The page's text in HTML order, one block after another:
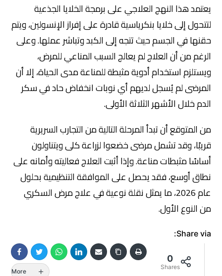
يعتمد هذا النهج العلاجي على برمجة الخلايا الجذعية
لتتحول إلى خلايا بنكرياسية قادرة على إفراز الإنسولين، ويتم
حقنها في الجسم حيث تتجه إلى الكبد وتباشر عملها. وعلى
الرغم من أن العلاج لم يعالج السبب المناعي للمرض،
ويستلزم استخدام أدوية مثبطة للمناعة مدى الحياة، إلا أن
المرضى لم يُسجل لديهم أي نوبات انخفاض حاد في سكر
الدم خلال الأشهر الثلاثة الأولى.
من المتوقع أن تبدأ المرحلة التالية من التجارب السريرية
قريبًا، وقد تشمل مرضى خضعوا لزراعة كلى ويتناولون
أساسًا مثبطات مناعة. وإذا أثبت العلاج فعاليته وأمانه على
نطاق أوسع، فقد يحصل على الموافقة التنظيمية بحلول
عام 2026، ما يمثل نقلة نوعية في علاج مرض السكري
من النوع الأول.
Share via:
0
Shares
More